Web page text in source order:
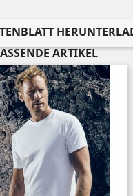
ARTIKEL